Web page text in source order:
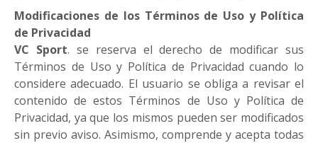
Modificaciones de los Términos de Uso y Política
de Privacidad
VC Sport. se reserva el derecho de modificar sus
Términos de Uso y Política de Privacidad cuando lo
considere adecuado. El usuario se obliga a revisar el
contenido de estos Términos de Uso y Política de
Privacidad, ya que los mismos pueden ser modificados
sin previo aviso. Asimismo, comprende y acepta todas